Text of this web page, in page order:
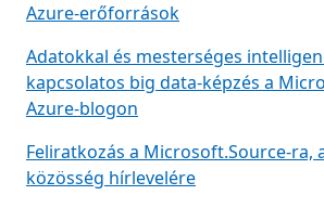
Azure-erőforrások
Adatokkal és mesterséges
kapcsolatos big data-képzés a
Azure-blogon
Feliratkozás a Microsoft.Source-ra,
közösség hírlevelére